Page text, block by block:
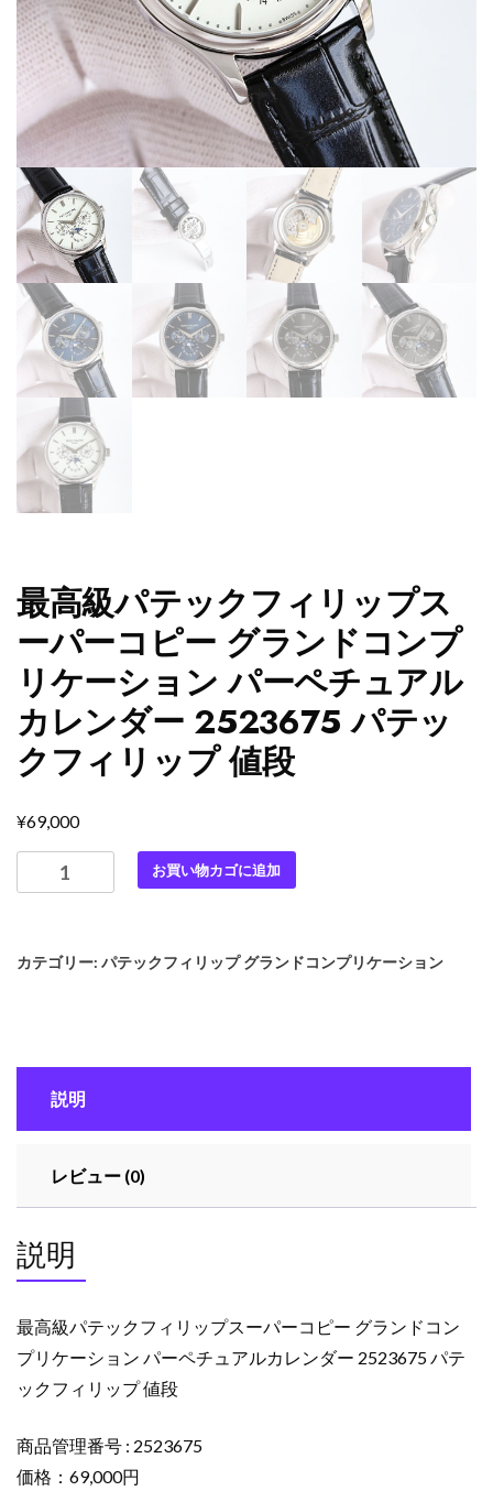
最高級パテックフィリップス
ーパーコピー グランドコンプ
リケーション パーペチュアル
カレンダー 2523675 パテッ
クフィリップ 値段
¥69,000
高
テ
ィ
ッ
ー
ー
コ
ー
グ
ラ
ド
コ
お買い物カゴに追加
カテゴリー: パテックフィリップ グランドコンプリケーション
説明
レビュー (0)
説明
最高級パテックフィリップスーパーコピー グランドコン
プリケーション パーペチュアルカレンダー 2523675 パテ
ックフィリップ 値段
商品管理番号 : 2523675
価格：69,000円